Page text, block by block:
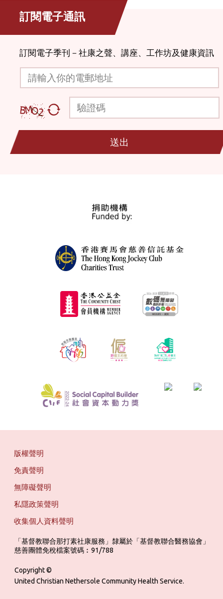
訂閱電子通訊
訂閱電子季刊－社康之聲、講座、工作坊及健康資訊
送出
版權聲明
免責聲明
無障礙聲明
私隱政策聲明
收集個人資料聲明
「基督教聯合那打素社康服務」隸屬於「基督教聯合醫務協會」
慈善團體免稅檔案號碼︰91/788
Copyright ©
United Christian Nethersole Community Health Service.